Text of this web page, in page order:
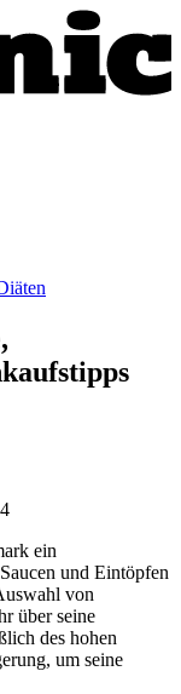
ein
und Eintöpfen
von
über seine
des hohen
um seine